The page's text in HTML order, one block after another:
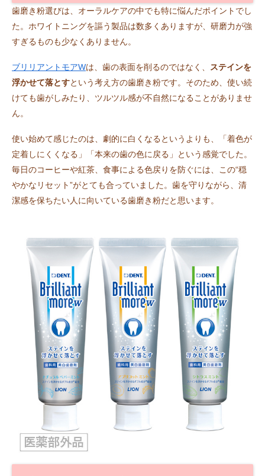
歯磨き粉選びは、オーラルケアの中でも特に悩んだポイントでし
た。ホワイトニングを謳う製品は数多くありますが、研磨力が強
すぎるものも少なくありません。
ブリリアントモアWは、歯の表面を削るのではなく、
ステインを
浮かせて落とすという考え方の歯磨き粉です。そのため、使い続
けても歯がしみたり、ツルツル感が不自然になることがありませ
ん。
使い始めて感じたのは、劇的に白くなるというよりも、「着色が
定着しにくくなる」「本来の歯の色に戻る」という感覚でした。
毎日のコーヒーや紅茶、食事による色戻りを防ぐには、この“穏
やかなリセット”がとても合っていました。歯を守りながら、清
潔感を保ちたい人に向いている歯磨き粉だと思います。